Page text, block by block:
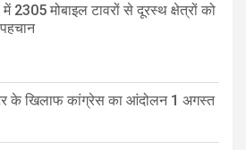
2305 मोबाइल टावरों से दूरस्थ क्षेत्रों को
के खिलाफ कांग्रेस का आंदोलन 1 अगस्त